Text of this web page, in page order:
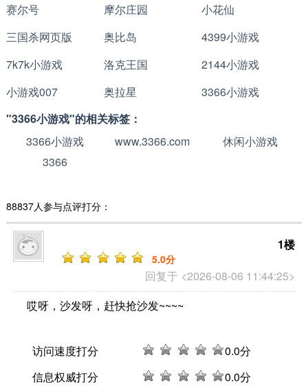
赛尔号
摩尔庄园
小花仙
三国杀网页版
奥比岛
4399小游戏
7k7k小游戏
洛克王国
2144小游戏
小游戏007
奥拉星
3366小游戏
"3366小游戏"的相关标签：
3366小游戏
www.3366.com
休闲小游戏
3366
88837人参与点评打分：
回复于 <2026-08-06 11:44:25>
1楼
5.0分
哎呀，沙发呀，赶快抢沙发~~~~
访问速度打分 0.0分
信息权威打分
0.0分